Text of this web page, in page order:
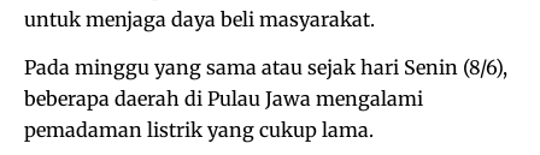
untuk menjaga daya beli masyarakat.
Pada minggu yang sama atau sejak hari Senin (8/6),
beberapa daerah di Pulau Jawa mengalami
pemadaman listrik yang cukup lama.